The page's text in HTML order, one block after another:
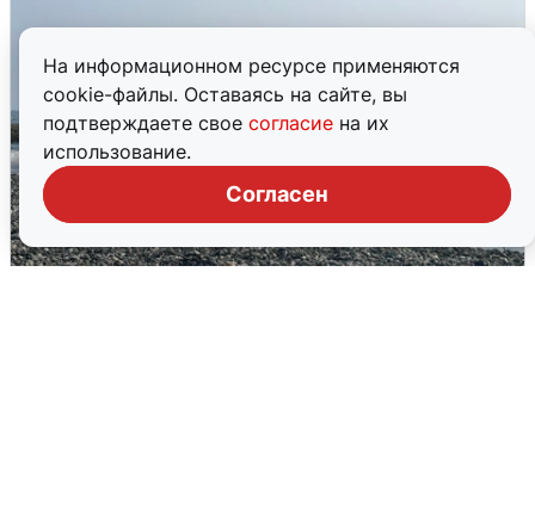
На информационном ресурсе применяются
cookie-файлы. Оставаясь на сайте, вы
подтверждаете свое согласие на их
использование.
Согласен